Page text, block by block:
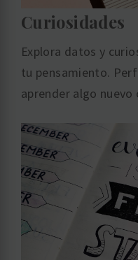
Curiosidades
Explora datos y
tu pensamiento.
aprender algo nuevo